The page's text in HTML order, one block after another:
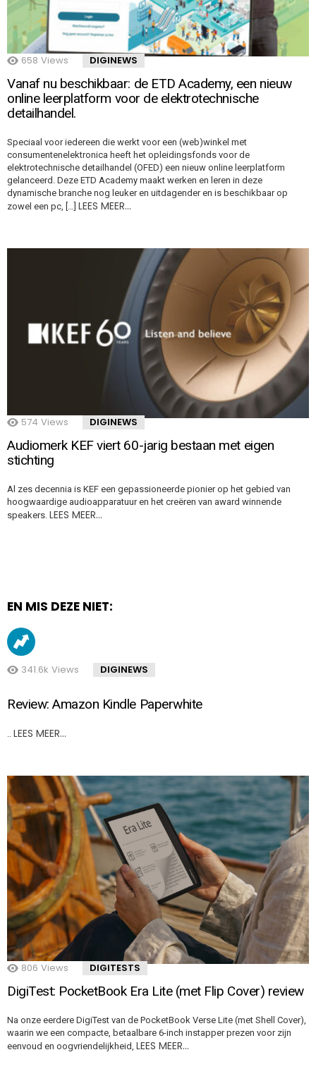
658 Views DIGINEWS
Vanaf nu beschikbaar: de ETD Academy, een nieuw
online leerplatform voor de elektrotechnische
detailhandel.
Speciaal voor iedereen die werkt voor een (web)winkel met
consumentenelektronica heeft het opleidingsfonds voor de
elektrotechnische detailhandel (OFED) een nieuw online leerplatform
gelanceerd. Deze ETD Academy maakt werken en leren in deze
dynamische branche nog leuker en uitdagender en is beschikbaar op
zowel een pc, […] LEES MEER…
574 Views DIGINEWS
Audiomerk KEF viert 60-jarig bestaan met eigen
stichting
Al zes decennia is KEF een gepassioneerde pionier op het gebied van
hoogwaardige audioapparatuur en het creëren van award winnende
speakers. LEES MEER…
EN MIS DEZE NIET:
341.6k Views DIGINEWS
Review: Amazon Kindle Paperwhite
LEES MEER…
806 Views DIGITESTS
DigiTest: PocketBook Era Lite (met Flip Cover) review
Na onze eerdere DigiTest van de PocketBook Verse Lite (met Shell Cover),
waarin we een compacte, betaalbare 6-inch instapper prezen voor zijn
eenvoud en oogvriendelijkheid, LEES MEER…